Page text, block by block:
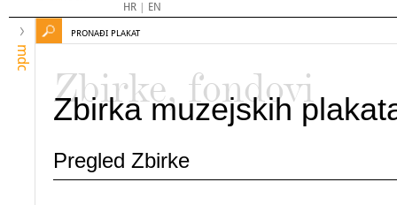
HR| EN
mdc
PRONAĐI PLAKAT
Zbirke, fondovi
Zbirka muzejskih
Pregled Zbirke